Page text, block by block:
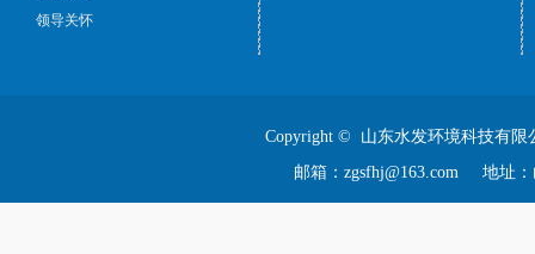
领导关怀
Copyright © 山东水发环境科技有
邮箱：zgsfhj@163.com 地址